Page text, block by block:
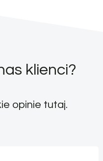
klienci?
opinie tutaj.